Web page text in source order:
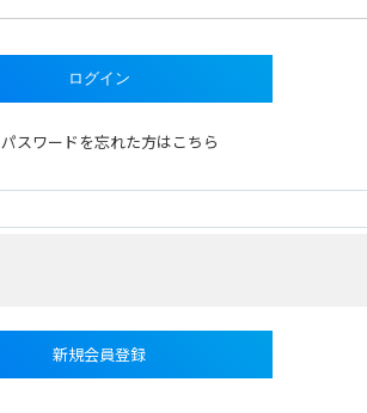
パスワードを忘れた方はこちら
新規会員登録